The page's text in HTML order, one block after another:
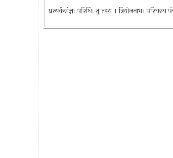
प्रत्यर्कसंज्ञः परिधिः तु तस्य । त्रियोजनाभः